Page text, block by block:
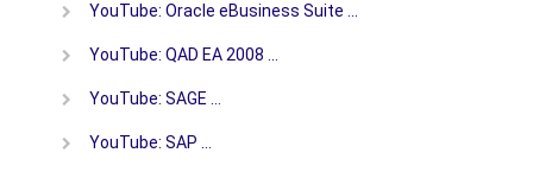
YouTube: Oracle eBusiness Suite …
YouTube: QAD EA 2008 …
YouTube: SAGE …
YouTube: SAP …